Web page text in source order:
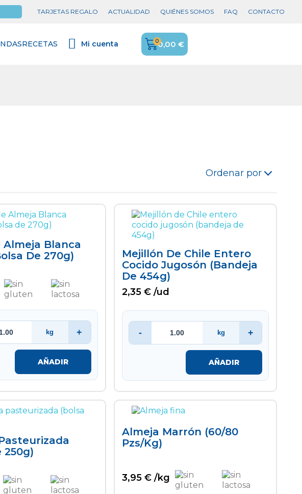
TARJETAS REGALO ACTUALIDAD QUIÉNES SOMOS FAQ CONTACTO
RECETAS Mi cuenta 0,00 €
Ordenar por
Almeja Blanca
De 270g)
kg +
AÑADIR
Mejillón De Chile Entero
Cocido Jugosón (bandeja
De 454g)
2,35 € /ud
- kg +
AÑADIR
250g)
Almeja Marrón (60/80
Pzs/kg)
3,95 € /kg